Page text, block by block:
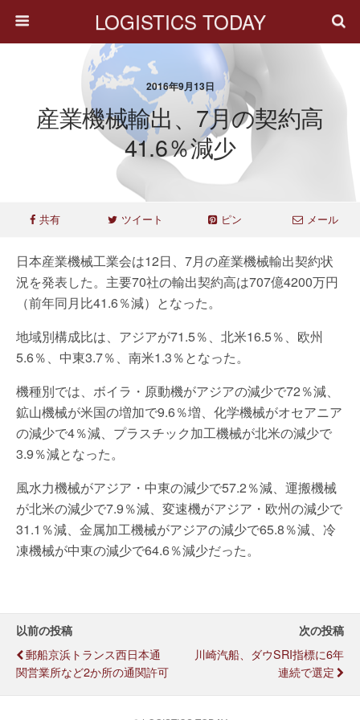
LOGISTICS TODAY
2016年9月13日
産業機械輸出、7月の契約高
41.6％減少
共有 ツイート ピン メール
日本産業機械工業会は12日、7月の産業機械輸出契約状
況を発表した。主要70社の輸出契約高は707億4200万円
（前年同月比41.6％減）となった。
地域別構成比は、アジアが71.5％、北米16.5％、欧州
5.6％、中東3.7％、南米1.3％となった。
機種別では、ボイラ・原動機がアジアの減少で72％減、
鉱山機械が米国の増加で9.6％増、化学機械がオセアニア
の減少で4％減、プラスチック加工機械が北米の減少で
3.9％減となった。
風水力機械がアジア・中東の減少で57.2％減、運搬機械
が北米の減少で7.9％減、変速機がアジア・欧州の減少で
31.1％減、金属加工機械がアジアの減少で65.8％減、冷
凍機械が中東の減少で64.6％減少だった。
以前の投稿
郵船京浜トランス西日本通
関営業所など2か所の通関許可
次の投稿
川崎汽船、ダウSRI指標に6年
連続で選定